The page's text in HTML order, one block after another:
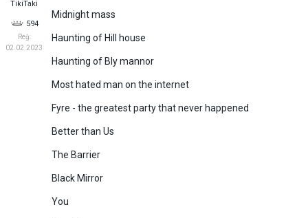
TikiTaki
594
Reģ:
02.02.2023
Midnight mass
Haunting of Hill house
Haunting of Bly mannor
Most hated man on the internet
Fyre - the greatest party that never happened
Better than Us
The Barrier
Black Mirror
You